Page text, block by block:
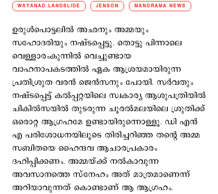
WAYANAD LANDSLIDE JENSON MANORAMA NEWS
ഉരുള്‍പൊട്ടലില്‍ അഛനും അമ്മയും
സഹോദരിയും നഷ്ടപ്പെട്ടു. തൊട്ടു പിന്നാലെ
വെള്ളാരംകുന്നില്‍ വെച്ചുണ്ടായ
വാഹനാപകടത്തില്‍ ഏക ആശ്രയമായിരുന്ന
പ്രതിശ്രുത വരന്‍ ജെന്‍സനും പോയി. സര്‍വതും
നഷ്ടപ്പെട്ട് കല്‍പ്പറ്റയിലെ സ്വകാര്യ ആശുപത്രിയില്‍
ചികില്‍സയില്‍ തുടരുന്ന ചൂരല്‍മലയിലെ ശ്രുതിക്ക്
ഒരൊറ്റ ആഗ്രഹമേ ഉണ്ടായിരുന്നൊള്ളൂ. ഡ‍ി എന്‍
എ പരിശോധനയിലൂടെ തിരിച്ചറിഞ്ഞ തന്‍റെ അമ്മ
സബിതയെ ഹൈന്ദവ ആചാരപ്രകാരം
ദഹിപ്പിക്കണം. അമ്മയ്ക്ക് നല്‍കാവുന്ന
അവസാനത്തെ സ്നേഹം അത് മാത്രമാണെന്ന്
അറിയാവുന്നത് കൊണ്ടാണ് ആ ആഗ്രഹം.